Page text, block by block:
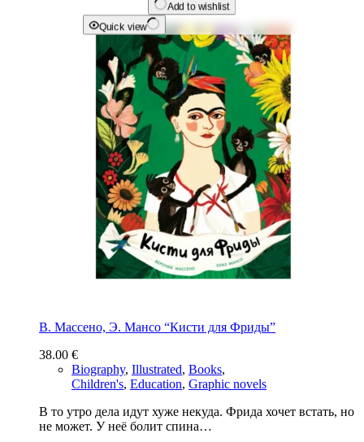
Add to wishlist
Quick view
В. Массено, Э. Мансо “Кисти для Фриды”
38.00 €
Biography, Illustrated, Books,
Children's, Education, Graphic novels
В то утро дела идут хуже некуда. Фрида хочет встать, но
не может. У неё болит спина…